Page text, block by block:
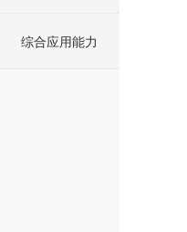
综合应用能力